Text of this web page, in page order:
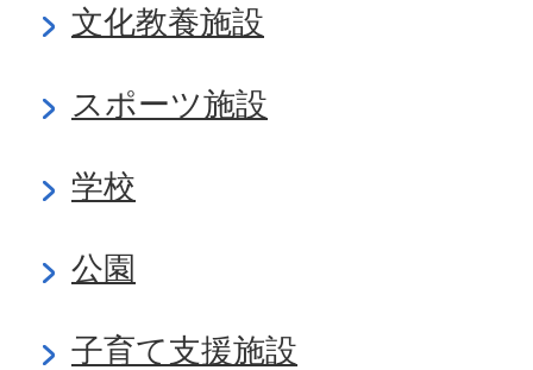
文化教養施設
スポーツ施設
学校
公園
子育て支援施設